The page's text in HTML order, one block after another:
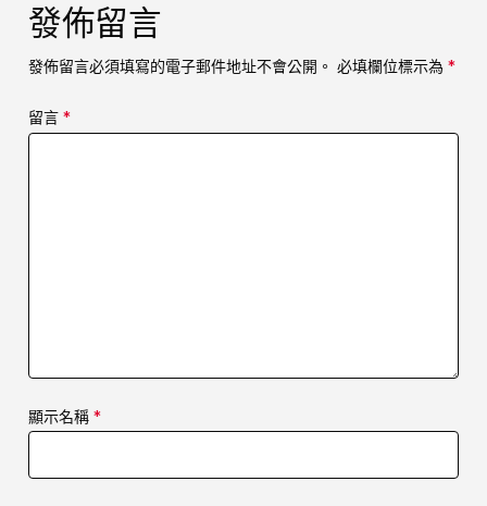
發佈留言
發佈留言必須填寫的電子郵件地址不會公開。 必填欄位標示為 *
留言 *
顯示名稱 *